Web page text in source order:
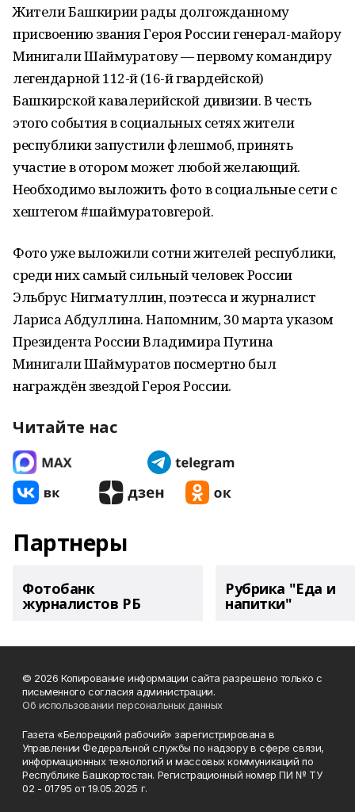
Жители Башкирии рады долгожданному
присвоению звания Героя России генерал-майору
Минигали Шаймуратову — первому командиру
легендарной 112-й (16-й гвардейской)
Башкирской кавалерийской дивизии. В честь
этого события в социальных сетях жители
республики запустили флешмоб, принять
участие в отором может любой желающий.
Необходимо выложить фото в социальные сети с
хештегом #шаймуратовгерой.
Фото уже выложили сотни жителей республики,
среди них самый сильный человек России
Эльбрус Нигматуллин, поэтесса и журналист
Лариса Абдуллина. Напомним, 30 марта указом
Президента России Владимира Путина
Минигали Шаймуратов посмертно был
награждён звездой Героя России.
Читайте нас
Партнеры
Фотобанк
журналистов РБ
Рубрика "Еда и
напитки"
© 2026 Копирование информации сайта разрешено только с
письменного согласия администрации.
Об использовании персональных данных
Газета «Белорецкий рабочий» зарегистрирована в
Управлении Федеральной службы по надзору в сфере связи,
информационных технологий и массовых коммуникаций по
Республике Башкортостан. Регистрационный номер ПИ № ТУ
02 - 01795 от 19.05.2025 г.